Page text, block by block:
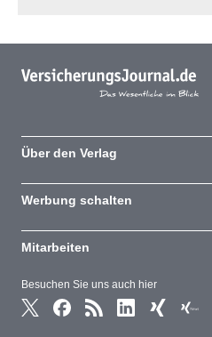
Besuchen Sie uns auch hier
Über den Verlag
Werbung schalten
Mitarbeiten